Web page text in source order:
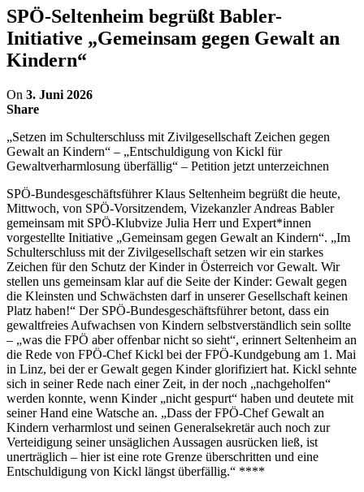
SPÖ-Seltenheim begrüßt Babler-
Initiative „Gemeinsam gegen Gewalt an
Kindern“
On 3. Juni 2026
Share
„Setzen im Schulterschluss mit Zivilgesellschaft Zeichen gegen
Gewalt an Kindern“ – „Entschuldigung von Kickl für
Gewaltverharmlosung überfällig“ – Petition jetzt unterzeichnen
SPÖ-Bundesgeschäftsführer Klaus Seltenheim begrüßt die heute,
Mittwoch, von SPÖ-Vorsitzendem, Vizekanzler Andreas Babler
gemeinsam mit SPÖ-Klubvize Julia Herr und Expert*innen
vorgestellte Initiative „Gemeinsam gegen Gewalt an Kindern“. „Im
Schulterschluss mit der Zivilgesellschaft setzen wir ein starkes
Zeichen für den Schutz der Kinder in Österreich vor Gewalt. Wir
stellen uns gemeinsam klar auf die Seite der Kinder: Gewalt gegen
die Kleinsten und Schwächsten darf in unserer Gesellschaft keinen
Platz haben!“ Der SPÖ-Bundesgeschäftsführer betont, dass ein
gewaltfreies Aufwachsen von Kindern selbstverständlich sein sollte
– „was die FPÖ aber offenbar nicht so sieht“, erinnert Seltenheim an
die Rede von FPÖ-Chef Kickl bei der FPÖ-Kundgebung am 1. Mai
in Linz, bei der er Gewalt gegen Kinder glorifiziert hat. Kickl sehnte
sich in seiner Rede nach einer Zeit, in der noch „nachgeholfen“
werden konnte, wenn Kinder „nicht gespurt“ haben und deutete mit
seiner Hand eine Watsche an. „Dass der FPÖ-Chef Gewalt an
Kindern verharmlost und seinen Generalsekretär auch noch zur
Verteidigung seiner unsäglichen Aussagen ausrücken ließ, ist
unerträglich – hier ist eine rote Grenze überschritten und eine
Entschuldigung von Kickl längst überfällig.“ ****